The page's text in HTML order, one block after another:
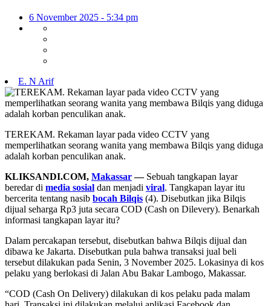
6 November 2025 - 5:34 pm
E. N Arif
TEREKAM. Rekaman layar pada video CCTV yang
memperlihatkan seorang wanita yang membawa Bilqis yang diduga
adalah korban penculikan anak.
KLIKSANDI.COM, Makassar— Sebuah tangkapan layar
beredar di media sosial dan menjadi viral. Tangkapan layar itu
bercerita tentang nasib bocah Bilqis (4). Disebutkan jika Bilqis
dijual seharga Rp3 juta secara COD (Cash on Dilevery). Benarkah
informasi tangkapan layar itu?
Dalam percakapan tersebut, disebutkan bahwa Bilqis dijual dan
dibawa ke Jakarta. Disebutkan pula bahwa transaksi jual beli
tersebut dilakukan pada Senin, 3 November 2025. Lokasinya di kos
pelaku yang berlokasi di Jalan Abu Bakar Lambogo, Makassar.
“COD (Cash On Delivery) dilakukan di kos pelaku pada malam